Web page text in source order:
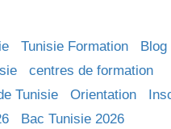
Tunisie Formation
Blog
centres de formation
Tunisie
Orientation
Bac Tunisie 2026